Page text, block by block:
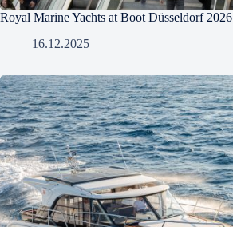
Royal Marine Yachts at Boot Düsseldorf 2026
16.12.2025